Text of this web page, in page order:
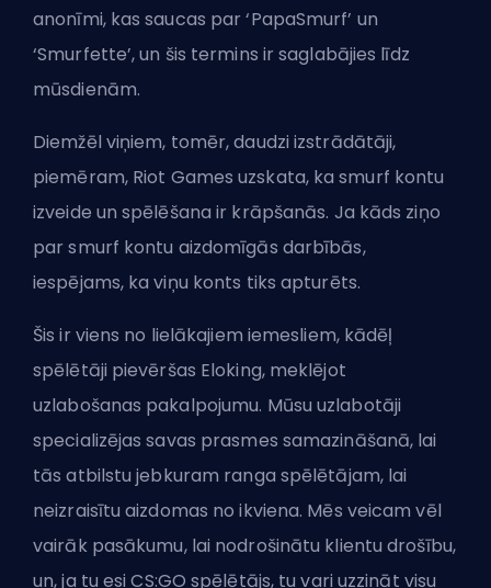
anonīmi, kas saucas par ‘PapaSmurf’ un
‘Smurfette’, un šis termins ir saglabājies līdz
mūsdienām.
Diemžēl viņiem, tomēr, daudzi izstrādātāji,
piemēram, Riot Games uzskata, ka smurf kontu
izveide un spēlēšana ir krāpšanās. Ja kāds ziņo
par smurf kontu aizdomīgās darbībās,
iespējams, ka viņu konts tiks apturēts.
Šis ir viens no lielākajiem iemesliem, kādēļ
spēlētāji pievēršas Eloking, meklējot
uzlabošanas pakalpojumu. Mūsu uzlabotāji
specializējas savas prasmes samazināšanā, lai
tās atbilstu jebkuram ranga spēlētājam, lai
neizraisītu aizdomas no ikviena. Mēs veicam vēl
vairāk pasākumu, lai nodrošinātu klientu drošību,
un, ja tu esi CS:GO spēlētājs, tu vari uzzināt visu